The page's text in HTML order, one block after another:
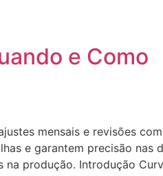
e Como
mensais e revisões
e garantem precisão nas
na produção. Introdução